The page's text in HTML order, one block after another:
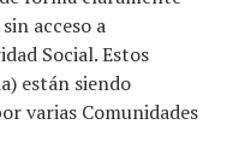
acceso a
Social. Estos
están siendo
varias Comunidades